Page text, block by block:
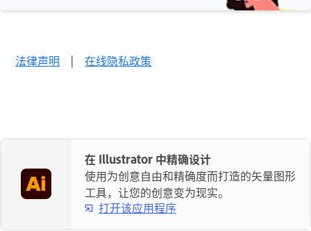
法律声明 | 在线隐私政策
在 Illustrator 中精确设计
使用为创意自由和精确度而打造的矢量图形
工具，让您的创意变为现实。
打开该应用程序